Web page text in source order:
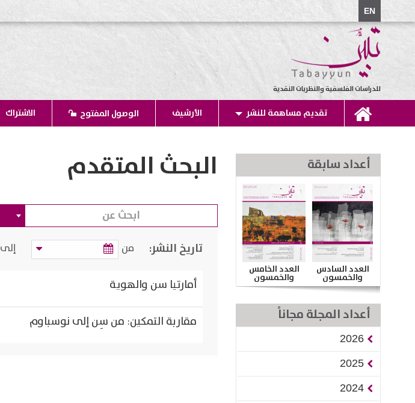
EN
للدراسات الفلسفية والنظريات النقدية
تقديم مساهمة للنشر الأرشيف الوصول المفتوح الاشتراك
البحث المتقدم
تاريخ النشر:
من إلى
أمارتيا سن والهوية
مقاربة التمكين: من سِن إلى نوسباوم
أعداد سابقة
العدد السادس
والخمسون
العدد الخامس
والخمسون
أعداد المجلة مجاناً
2026
2025
2024